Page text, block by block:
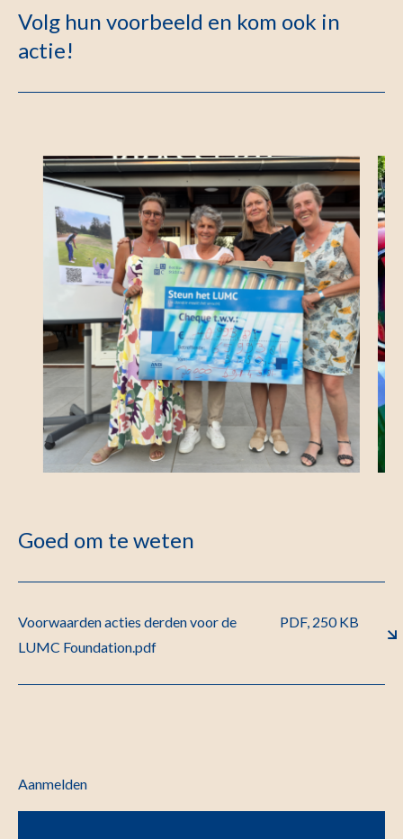
Volg hun voorbeeld en kom ook in
actie!
Goed om te weten
Voorwaarden acties derden voor de
LUMC Foundation.pdf
PDF, 250 KB
Aanmelden